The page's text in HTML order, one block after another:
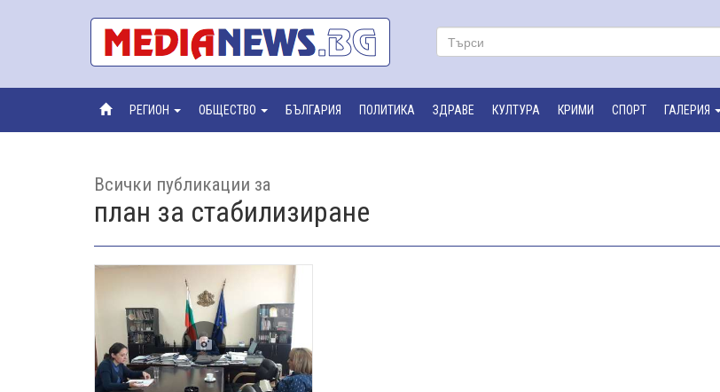
РЕГИОН ОБЩЕСТВО БЪЛГАРИЯ ПОЛИТИКА ЗДРАВЕ КУЛТУРА КРИМИ СПОРТ ГАЛЕРИЯ
Всички публикации за
план за стабилизиране